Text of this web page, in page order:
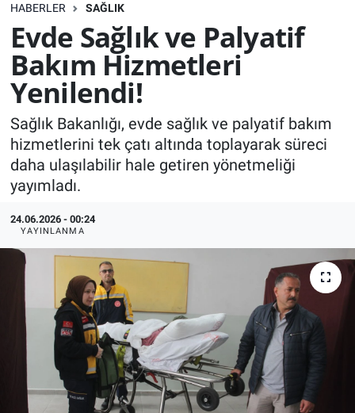
HABERLER SAĞLIK
Evde Sağlık ve Palyatif
Bakım Hizmetleri
Yenilendi!
Sağlık Bakanlığı, evde sağlık ve palyatif bakım
hizmetlerini tek çatı altında toplayarak süreci
daha ulaşılabilir hale getiren yönetmeliği
yayımladı.
24.06.2026 - 00:24
YAYINLANMA
EKONOMİ
Bilim, teknoloji
GENEL
KÜLTÜR-SANAT
Yerel Haber
Politika
YAŞAM
RESMİ İLAN